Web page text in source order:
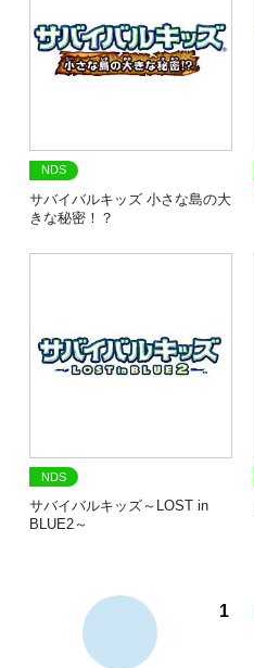
NDS
サバイバルキッズ 小さな島の大
きな秘密！？
NDS
サバイバルキッズ～LOST in
BLUE2～
1